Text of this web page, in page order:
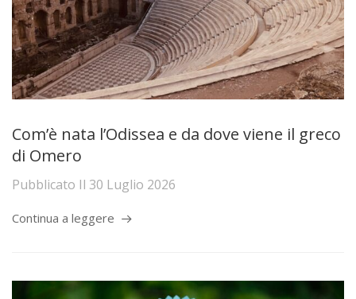
Com’è nata l’Odissea e da dove viene il greco
di Omero
Pubblicato Il 30 Luglio 2026
Continua a leggere